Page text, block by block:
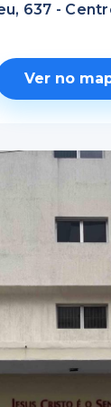
637 -
Ver no